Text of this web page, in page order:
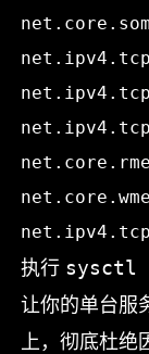
执行 sysctl
让你的单台服
上，彻底杜绝